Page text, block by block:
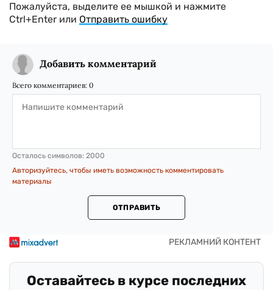
Пожалуйста, выделите ее мышкой и нажмите
Ctrl+Enter или Отправить ошибку
Добавить комментарий
Всего комментариев: 0
Осталось символов: 2000
Авторизуйтесь, чтобы иметь возможность комментировать
материалы
ОТПРАВИТЬ
Оставайтесь в курсе последних